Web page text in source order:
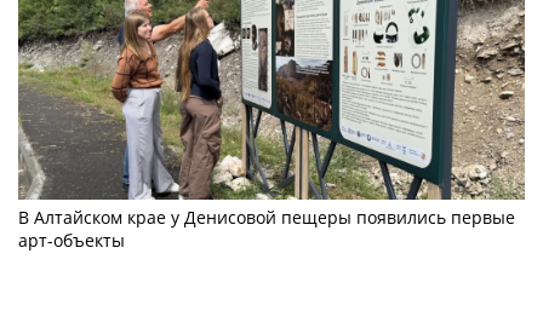
В Алтайском крае у Денисовой пещеры появились первые
арт-объекты